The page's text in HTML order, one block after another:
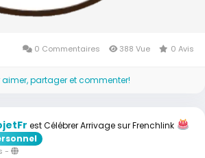
0 Commentaires 388 Vue 0 Avis
partager et commenter!
est Célébrer Arrivage sur Frenchlink
-